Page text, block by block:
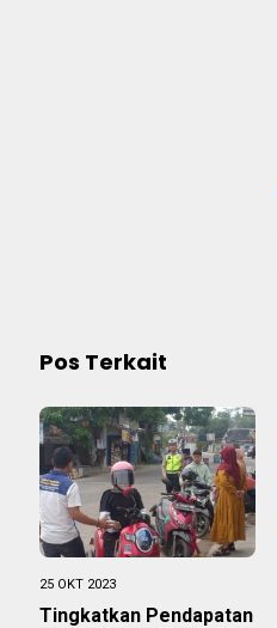
Pos Terkait
25 OKT 2023
Tingkatkan Pendapatan